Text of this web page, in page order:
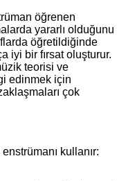
öğrenen
yararlı olduğunu
öğretildiğinde
iyi bir fırsat oluşturur.
teorisi ve
edinmek için
çok
kullanır: